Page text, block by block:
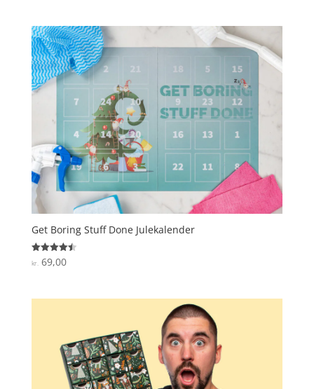
Get Boring Stuff Done Julekalender
Vurderet
4.5
kr.69,00